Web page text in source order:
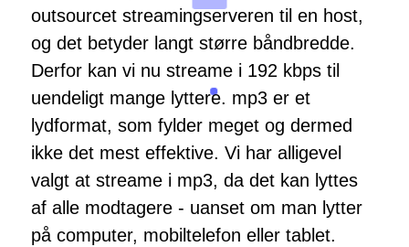
outsourcet streamingserveren til en host,
og det betyder langt større båndbredde.
Derfor kan vi nu streame i 192 kbps til
uendeligt mange lyttere. mp3 er et
lydformat, som fylder meget og dermed
ikke det mest effektive. Vi har alligevel
valgt at streame i mp3, da det kan lyttes
af alle modtagere - uanset om man lytter
på computer, mobiltelefon eller tablet.